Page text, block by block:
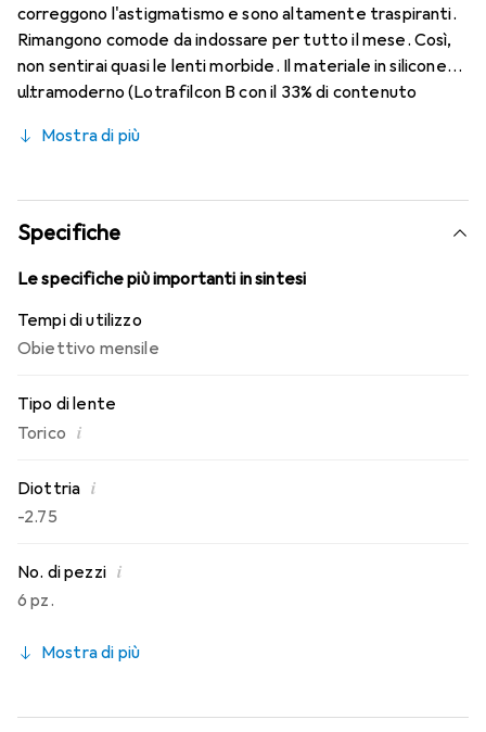
correggono l'astigmatismo e sono altamente traspiranti.
Rimangono comode da indossare per tutto il mese. Così,
non sentirai quasi le lenti morbide. Il materiale in silicone
ultramoderno (Lotrafilcon B con il 33% di contenuto
Moisture Matrix e la nota tecnologia SmartShield,
conosci. Un comfort duraturo e senza interruzioni per
tutto il giorno con le lenti mensili.
Mostra di più
Specifiche
Le specifiche più importanti in sintesi
Tempi di utilizzo
Obiettivo mensile
Tipo di lente
Torico i
Diottria i
-2.75
No. di pezzi i
6 pz.
Mostra di più